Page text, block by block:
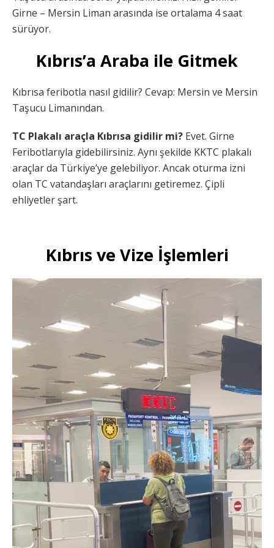
Girne – Mersin Liman arasında ise ortalama 4 saat
sürüyor.
Kıbrıs’a Araba ile Gitmek
Kıbrısa feribotla nasıl gidilir? Cevap: Mersin ve Mersin
Taşucu Limanından.
TC Plakalı araçla Kıbrısa gidilir mi? Evet. Girne
Feribotlarıyla gidebilirsiniz. Aynı şekilde KKTC plakalı
araçlar da Türkiye’ye gelebiliyor. Ancak oturma izni
olan TC vatandaşları araçlarını getiremez. Çipli
ehliyetler şart.
Kıbrıs ve Vize İşlemleri